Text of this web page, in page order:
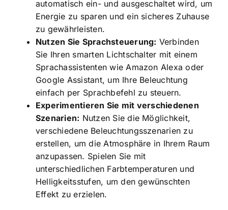
automatisch ein- und ausgeschaltet wird, um
Energie zu sparen und ein sicheres Zuhause
zu gewährleisten.
Nutzen Sie Sprachsteuerung: Verbinden
Sie Ihren smarten Lichtschalter mit einem
Sprachassistenten wie Amazon Alexa oder
Google Assistant, um Ihre Beleuchtung
einfach per Sprachbefehl zu steuern.
Experimentieren Sie mit verschiedenen
Szenarien: Nutzen Sie die Möglichkeit,
verschiedene Beleuchtungsszenarien zu
erstellen, um die Atmosphäre in Ihrem Raum
anzupassen. Spielen Sie mit
unterschiedlichen Farbtemperaturen und
Helligkeitsstufen, um den gewünschten
Effekt zu erzielen.